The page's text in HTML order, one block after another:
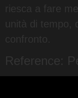
riesca a fare
unità di tempo,
Reference: